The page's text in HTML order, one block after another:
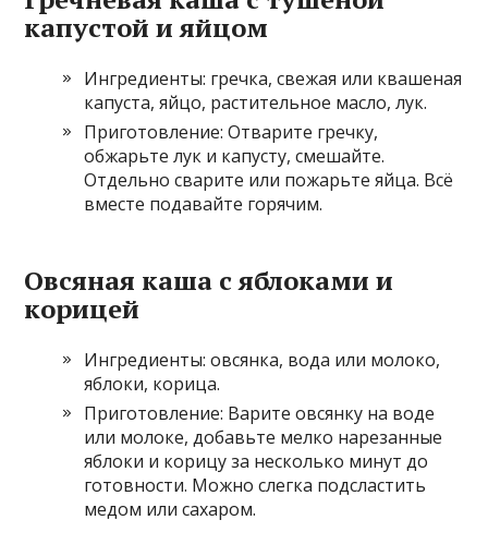
капустой и яйцом
Ингредиенты: гречка, свежая или квашеная
капуста, яйцо, растительное масло, лук.
Приготовление: Отварите гречку,
обжарьте лук и капусту, смешайте.
Отдельно сварите или пожарьте яйца. Всё
вместе подавайте горячим.
Овсяная каша с яблоками и
корицей
Ингредиенты: овсянка, вода или молоко,
яблоки, корица.
Приготовление: Варите овсянку на воде
или молоке, добавьте мелко нарезанные
яблоки и корицу за несколько минут до
готовности. Можно слегка подсластить
медом или сахаром.